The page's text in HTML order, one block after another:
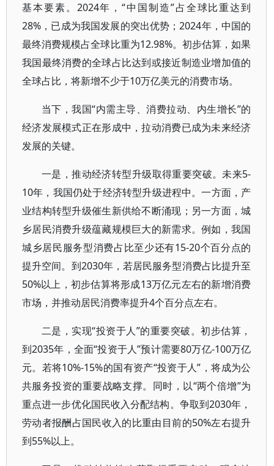
基本要素。2024年，“中国制造”占全球比重达到
28%，已成为我国发展的突出优势；2024年，中国的
最终消费规模占全球比重为12.98%。初步估算，如果
我国最终消费的全球占比达到或接近制造业增加值的
全球占比，将新增不少于10万亿美元的消费市场。
当下，我国“内需主导、消费拉动、内生增长”的
经济发展模式正在形成中，拉动消费已成为未来经济
发展的关键。
一是，推动经济转型升级取得重要突破。未来5-
10年，我国仍处于经济转型升级进程中。一方面，产
业结构转型升级催生新供给不断涌现；另一方面，城
乡居民消费升级蕴藏规模巨大的新需求。例如，我国
城乡居民服务型消费占比至少还有15-20个百分点的
提升空间。到2030年，若居民服务型消费占比提升至
50%以上，初步估算将形成13万亿元左右的新增消费
市场，并推动居民消费率提升4个百分点左右。
二是，实现“投资于人”的重要突破。初步估算，
到2035年，全面“投资于人”预计需要80万亿-100万亿
元。若将10%-15%的国有资产“投资于人”，将成为公
共服务投资的重要战略支撑。同时，以“两个倍增”为
重点进一步优化国民收入分配结构。争取到2030年，
劳动者报酬占国民收入的比重由目前的50%左右提升
到55%以上。